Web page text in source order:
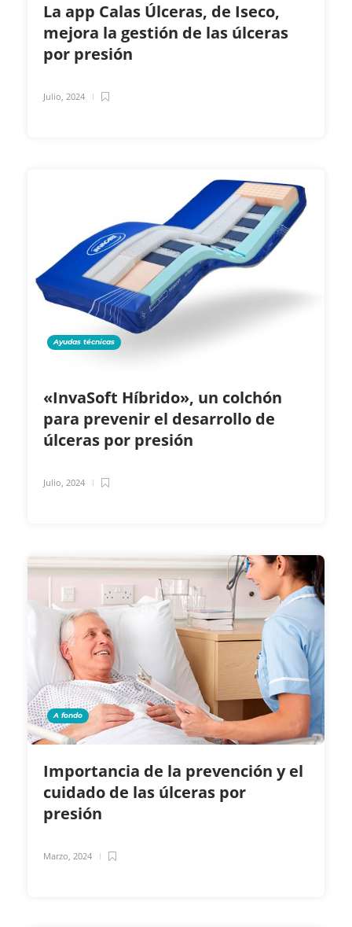
La app Calas Úlceras, de Iseco,
mejora la gestión de las úlceras
por presión
Julio, 2024
Ayudas técnicas
«InvaSoft Híbrido», un colchón
para prevenir el desarrollo de
úlceras por presión
Julio, 2024
A fondo
Importancia de la prevención y el
cuidado de las úlceras por
presión
Marzo, 2024